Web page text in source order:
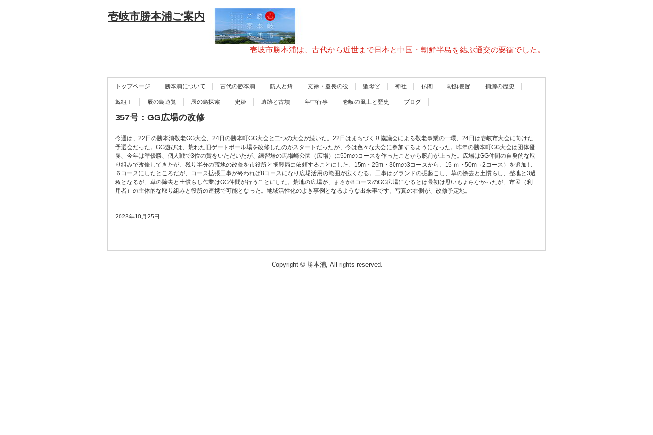
壱岐市勝本浦ご案内
壱岐市勝本浦は、古代から近世まで日本と中国・朝鮮半島を結ぶ通交の要衝でした。
トップページ 勝本浦について 古代の勝本浦 防人と烽 文禄・慶長の役 聖母宮 神社 仏閣 朝鮮使節 捕鯨の歴史
鯨組Ⅰ 辰の島遊覧 辰の島探索 史跡 遺跡と古墳 年中行事 壱岐の風土と歴史 ブログ
357号：GG広場の改修
今週は、22日の勝本浦敬老GG大会、24日の勝本町GG大会と二つの大会が続いた。22日はまちづくり協議会による敬老事業の一環、24日は壱岐市大会に向けた
予選会だった。GG遊びは、荒れた旧ゲートボール場を改修したのがスタートだったが、今は色々な大会に参加するようになった。昨年の勝本町GG大会は団体優
勝、今年は準優勝、個人戦で3位の賞をいただいたが、練習場の馬場崎公園（広場）に50mのコースを作ったことから腕前が上った。広場はGG仲間の自発的な取
り組みで改修してきたが、残り半分の荒地の改修を市役所と振興局に依頼することにした。15m・25m・30mの3コースから、15 ｍ・50m（2コース）を追加し
６コースにしたところだが、コース拡張工事が終われば8コースになり広場活用の範囲が広くなる。工事はグランドの掘起こし、草の除去と土慣らし、整地と3過
程となるが、草の除去と土慣らし作業はGG仲間が行うことにした。荒地の広場が、まさか8コースのGG広場になるとは最初は思いもよらなかったが、市民（利
用者）の主体的な取り組みと役所の連携で可能となった。地域活性化のよき事例となるような出来事です。写真の右側が、改修予定地。
2023年10月25日
Copyright © 勝本浦, All rights reserved.